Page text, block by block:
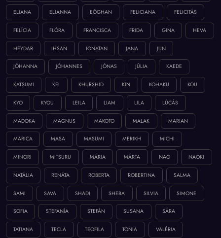
ELIANA ELIANNA EÓGHAN FELICIANA FELICITÁS
FELÍCIA FLÓRA FRANCISCA FRIDA GINA HEVA
HEYDAR IHSAN IONATAN JANA JUN
JÓHANNA JÓHANNES JÓNAS JÚLIA KAEDE
KATSUMI KEI KHURSHID KIN KOHAKU KOU
KYO KYOU LEILA LIAM LILA LÚCÁS
MADOKA MAGNUS MAKOTO MALAK MARIAN
MARICA MASA MASUMI MERIKH MICHI
MINORI MITSURU MÁRIA MÁRTA NAO NAOKI
NATÁLIA RENÁTA ROBERTA ROBERTINA SALMA
SAMI SAVA SHADI SHEBA SILVIA SIMONE
SOFIA STEFANÍA STEFÁN SUSANA SÁRA
TATIANA TECLA TEOFILA TONIA VALÉRIA